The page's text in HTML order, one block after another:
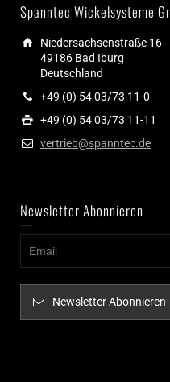
Spanntec Wickelsysteme
Niedersachsenstraße 16
49186 Bad Iburg
Deutschland
+49 (0) 54 03/73 11-0
+49 (0) 54 03/73 11-11
vertrieb@spanntec.de
Newsletter Abonnieren
Newsletter Abonnieren